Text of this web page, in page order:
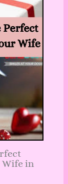
Wife in